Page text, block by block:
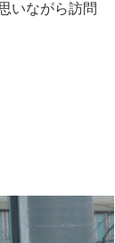
いながら訪問